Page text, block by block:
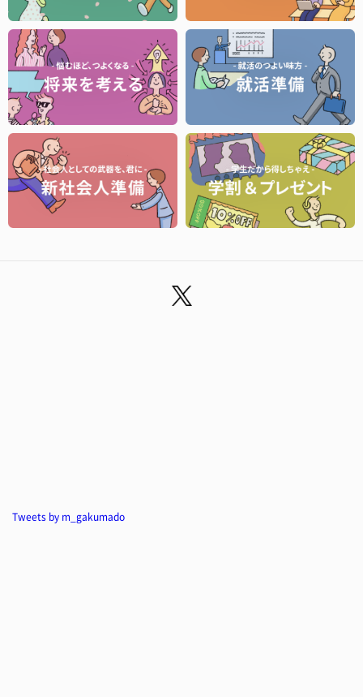
Tweets by m_gakumado